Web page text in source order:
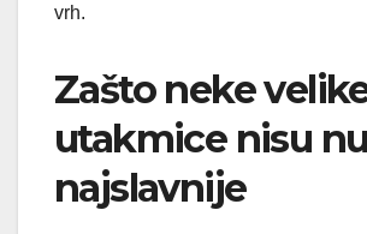
vrh.
Zašto neke
utakmice nisu
najslavnije